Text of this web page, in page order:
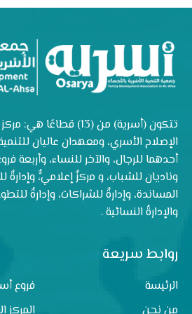
تتكون (أسرية) من (13)
الإصلاح الأسري، ومعهدان عاليان
أحدهما للرجال، والآخر للنساء، وأربعة
وناديان للشباب، و مركزٌ إعلاميٌّ، وإدارةٌ
المساندة، وإدارةٌ للشراكات، وإدارةٌ
والإدارةُ النسائية .
روابط سريعة
الرئيسة
فروع